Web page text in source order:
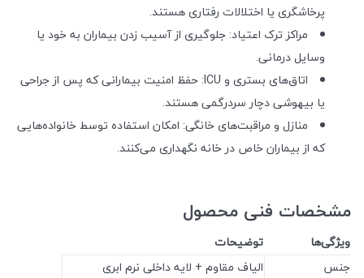
پرخاشگری یا اختلالات رفتاری هستند.
مراکز ترک اعتیاد: جلوگیری از آسیب زدن بیماران به خود یا
وسایل درمانی.
اتاق‌های بستری و ICU: حفظ امنیت بیمارانی که پس از جراحی
یا بیهوشی دچار سردرگمی هستند.
منازل و مراقبت‌های خانگی: امکان استفاده توسط خانواده‌هایی
که از بیماران خاص در خانه نگهداری می‌کنند.
مشخصات فنی محصول
ویژگی‌ها
توضیحات
جنس
الیاف مقاوم + لایه داخلی نرم ابری